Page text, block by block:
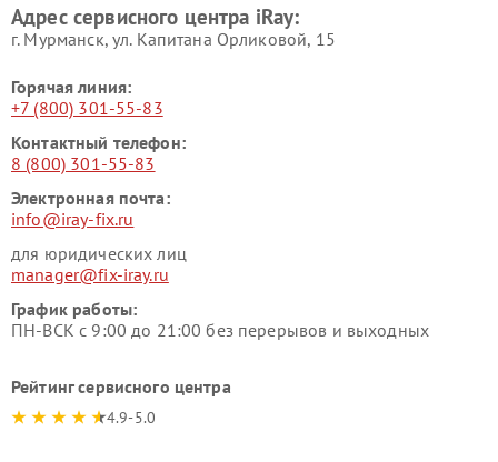
Адрес сервисного центра iRay:
г. Мурманск, ул. Капитана Орликовой, 15
Горячая линия:
+7 (800) 301-55-83
Контактный телефон:
8 (800) 301-55-83
Электронная почта:
info@iray-fix.ru
для юридических лиц
manager@fix-iray.ru
График работы:
ПН-ВСК с 9:00 до 21:00 без перерывов и выходных
Рейтинг сервисного центра
4.9-5.0